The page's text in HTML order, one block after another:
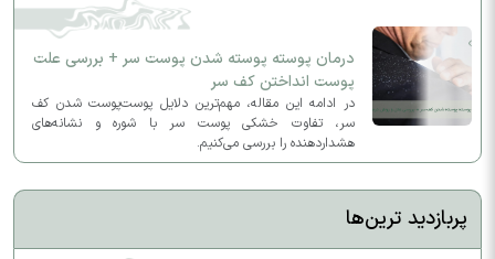
درمان پوسته پوسته شدن پوست سر + بررسی علت
پوست انداختن کف سر
در ادامه این مقاله، مهم‌ترین دلایل پوست‌پوست شدن کف
سر، تفاوت خشکی پوست سر با شوره و نشانه‌های
هشداردهنده را بررسی می‌کنیم.
پربازدید ترین‌ها